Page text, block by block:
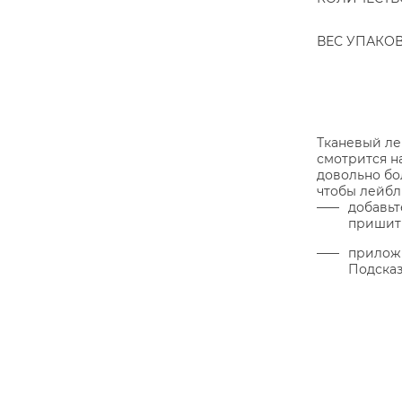
ВЕС
Тканевый
смотрится
довольно
чтобы